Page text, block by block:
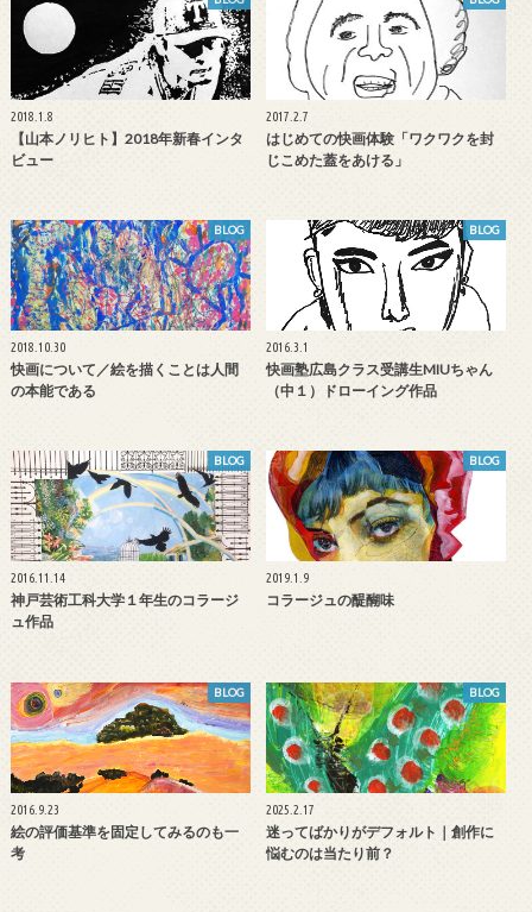
2018.1.8
【山本ノリヒト】2018年新春インタ
ビュー
2017.2.7
はじめての快画体験「ワクワクを封
じこめた蓋をあける」
BLOG
2018.10.30
快画について／絵を描くことは人間
の本能である
BLOG
2016.3.1
快画塾広島クラス受講生MIUちゃん
（中１）ドローイング作品
BLOG
2016.11.14
神戸芸術工科大学１年生のコラージ
ュ作品
BLOG
2019.1.9
コラージュの醍醐味
BLOG
2016.9.23
絵の評価基準を固定してみるのも一
考
BLOG
2025.2.17
迷ってばかりがデフォルト｜創作に
悩むのは当たり前？